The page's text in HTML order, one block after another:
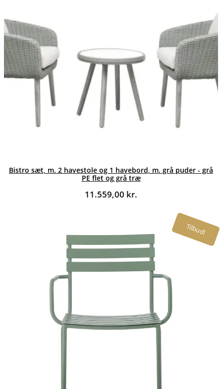
Bistro sæt, m. 2 havestole og 1 havebord, m. grå puder - grå
PE flet og grå træ
11.559,00 kr.
Tilbud!